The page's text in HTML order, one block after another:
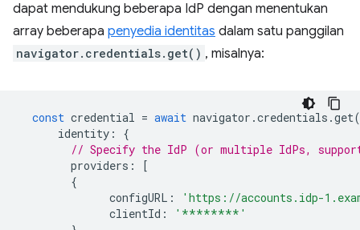
dapat mendukung beberapa IdP dengan menentukan
array beberapa penyedia identitas dalam satu panggilan
navigator.credentials.get() , misalnya:
const credential = await navigator .credentials .get
identity :
{
// Specify the IdP (or multiple IdPs,
providers :
[
{
configURL :
'https://accounts.idp-
clientId :
'********'